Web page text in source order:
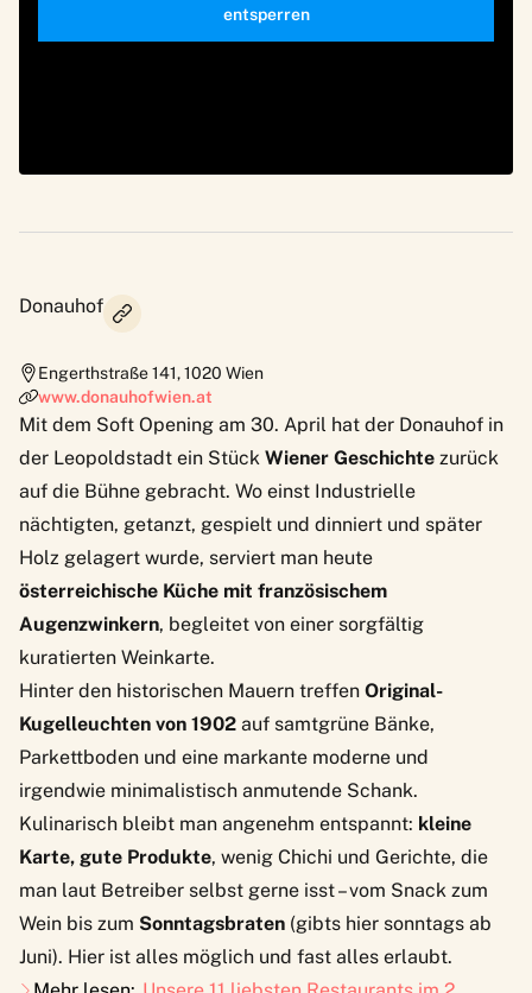
entsperren
Donauhof
Engerthstraße 141,1020 Wien
www.donauhofwien.at
Mit dem Soft Opening am 30. April hat der Donauhof in
der Leopoldstadt ein Stück Wiener Geschichte zurück
auf die Bühne gebracht. Wo einst Industrielle
nächtigten, getanzt, gespielt und dinniert und später
Holz gelagert wurde, serviert man heute
österreichische Küche mit französischem
Augenzwinkern, begleitet von einer sorgfältig
kuratierten Weinkarte.
Hinter den historischen Mauern treffen Original-
Kugelleuchten von 1902 auf samtgrüne Bänke,
Parkettboden und eine markante moderne und
irgendwie minimalistisch anmutende Schank.
Kulinarisch bleibt man angenehm entspannt: kleine
Karte, gute Produkte, wenig Chichi und Gerichte, die
man laut Betreiber selbst gerne isst – vom Snack zum
Wein bis zum Sonntagsbraten (gibts hier sonntags ab
Juni). Hier ist alles möglich und fast alles erlaubt.